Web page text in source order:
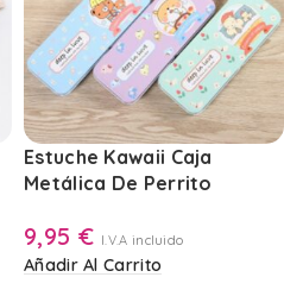
Estuche Kawaii Caja
Metálica De Perrito
9,95 € I.V.A incluido
Añadir Al Carrito